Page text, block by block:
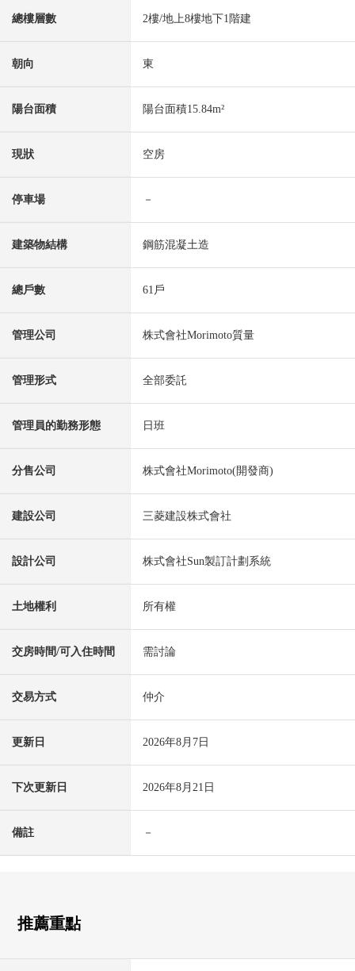
總樓層數 2樓/地上8樓地下1階建
朝向 東
陽台面積 陽台面積15.84m²
現狀 空房
停車場 －
建築物結構 鋼筋混凝土造
總戶數 61戶
管理公司 株式會社Morimoto質量
管理形式 全部委託
管理員的勤務形態 日班
分售公司 株式會社Morimoto(開發商)
建設公司 三菱建設株式會社
設計公司 株式會社Sun製訂計劃系統
土地權利 所有權
交房時間/可入住時間 需討論
交易方式 仲介
更新日 2026年8月7日
下次更新日 2026年8月21日
備註 －
推薦重點